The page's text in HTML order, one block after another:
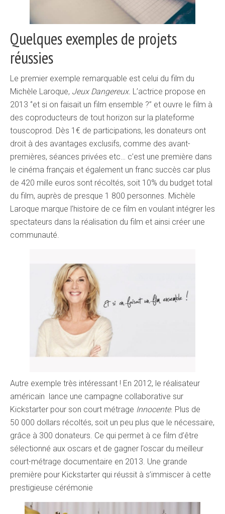
Quelques exemples de projets
réussies
Le premier exemple remarquable est celui du film du
Michèle Laroque, Jeux Dangereux. L’actrice propose en
2013 ‘’et si on faisait un film ensemble ?’’ et ouvre le film à
des coproducteurs de tout horizon sur la plateforme
touscoprod. Dès 1€ de participations, les donateurs ont
droit à des avantages exclusifs, comme des avant-
premières, séances privées etc… c’est une première dans
le cinéma français et également un franc succès car plus
de 420 mille euros sont récoltés, soit 10% du budget total
du film, auprès de presque 1 800 personnes. Michèle
Laroque marque l’histoire de ce film en voulant intégrer les
spectateurs dans la réalisation du film et ainsi créer une
communauté.
Autre exemple très intéressant ! En 2012, le réalisateur
américain lance une campagne collaborative sur
Kickstarter pour son court métrage Innocente. Plus de
50 000 dollars récoltés, soit un peu plus que le nécessaire,
grâce à 300 donateurs. Ce qui permet à ce film d’être
sélectionné aux oscars et de gagner l’oscar du meilleur
court-métrage documentaire en 2013. Une grande
première pour Kickstarter qui réussit à s’immiscer à cette
prestigieuse cérémonie